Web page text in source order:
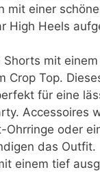
mit einer
High Heels
Shorts mit
Crop Top.
für eine
Accessoires
Ohrringe oder
das Outfit.
einem tief